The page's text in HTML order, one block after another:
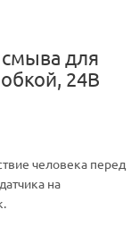
для
24В
человека перед
на